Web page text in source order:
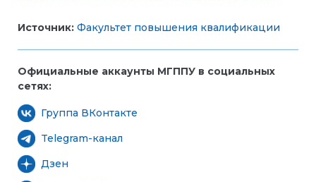
Источник: Факультет повышения квалификации
Официальные аккаунты МГППУ в социальных
сетях:
Группа ВКонтакте
Telegram-канал
Дзен